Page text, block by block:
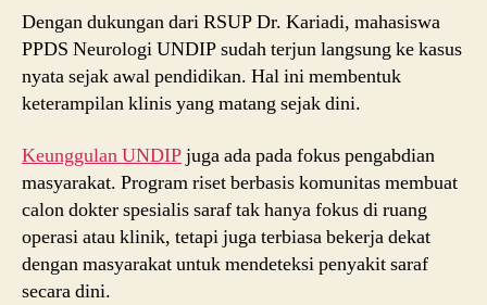
Dengan dukungan dari RSUP Dr. Kariadi, mahasiswa
PPDS Neurologi UNDIP sudah terjun langsung ke kasus
nyata sejak awal pendidikan. Hal ini membentuk
keterampilan klinis yang matang sejak dini.
Keunggulan UNDIPjuga ada pada fokus pengabdian
masyarakat. Program riset berbasis komunitas membuat
calon dokter spesialis saraf tak hanya fokus di ruang
operasi atau klinik, tetapi juga terbiasa bekerja dekat
dengan masyarakat untuk mendeteksi penyakit saraf
secara dini.